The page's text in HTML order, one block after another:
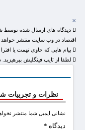
×
دیدگاه های ارسال شده توسط
اقتصاد در وب سایت منتشر
پیام هایی که حاوی تهمت یا
لطفا از تایپ فینگلیش
نظرات و تجربیات
نشانی ایمیل شما منتشر
دیدگاه *